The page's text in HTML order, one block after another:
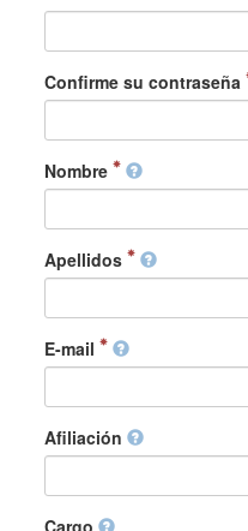
Confirme su contraseña
Nombre
Apellidos
E-mail
Afiliación
Cargo